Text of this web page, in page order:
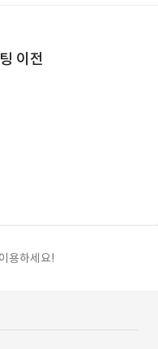
이전
용하세요!